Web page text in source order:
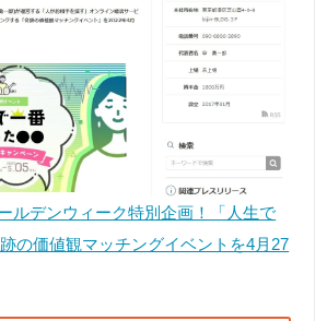
ルデンウィーク特別企画！「人生で
の価値観マッチングイベントを4月27